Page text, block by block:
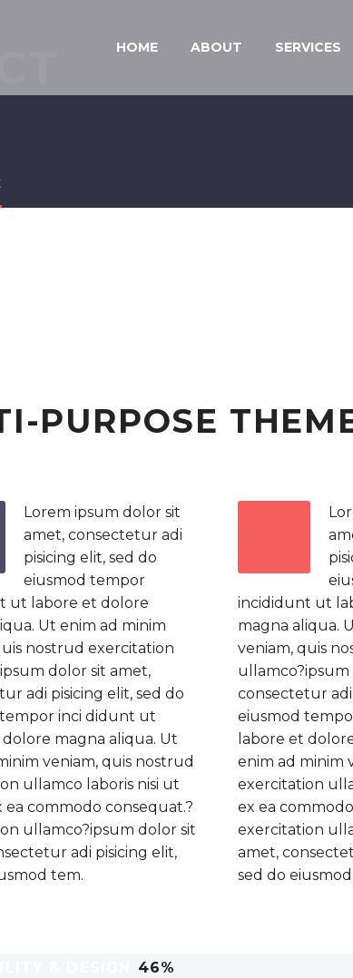
HOME ABOUT SERVICES
PURPOSE
Lorem ipsum dolor sit
amet, consectetur adi
pisicing elit, sed do
eiusmod tempor
ut labore et dolore
Ut enim ad minim
nostrud exercitation
dolor sit amet,
adi pisicing elit, sed do
inci didunt ut
dolore magna aliqua. Ut
veniam, quis nostrud
ullamco laboris nisi ut
ea commodo consequat.?
ullamco?ipsum dolor sit
adi pisicing elit,
tem.
incididunt ut
magna aliqua.
veniam, quis
consectetur adi
eiusmod
labore et
enim ad minim
exercitation
ex ea
exercitation
amet,
sed do
46%